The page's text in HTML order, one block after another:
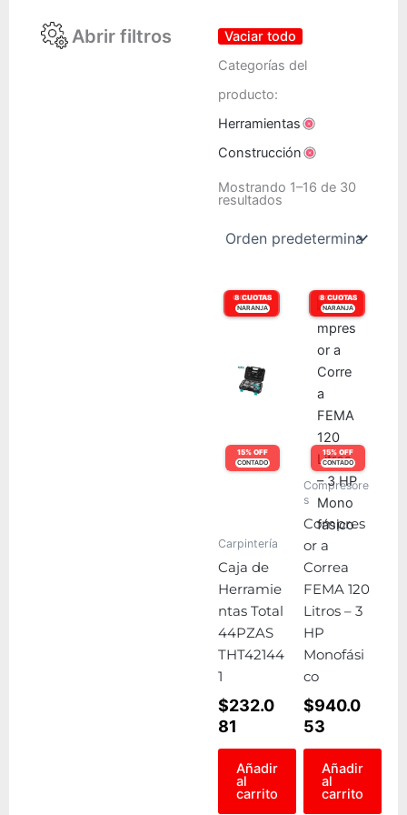
Vaciar todo
Categorías del
producto:
Herramientas
Construcción
Mostrando 1–16 de 30
resultados
6 CUOTAS
VISA
8 CUOTAS
NARANJA
15% OFF
CONTADO
Carpintería
Caja de
Herramie
ntas Total
44PZAS
THT42144
1
$232.0
81
Añadir
al
carrito
6 CUOTAS
VISA
8 CUOTAS
NARANJA
15% OFF
CONTADO
Compresore
s
Compres
or a
Correa
FEMA 120
Litros – 3
HP
Monofási
co
$940.0
53
Añadir
al
carrito
Abrir filtros